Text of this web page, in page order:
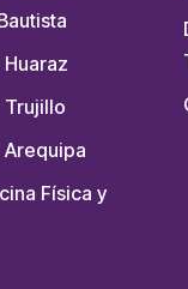
Trujillo
Arequipa
Física y